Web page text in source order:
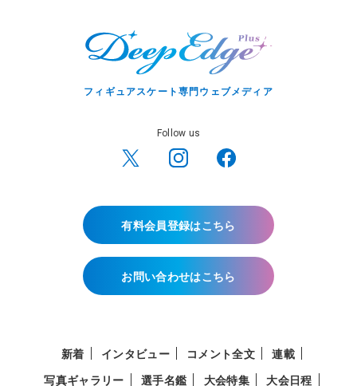
フィギュアスケート専門ウェブメディア
Follow us
有料会員登録はこちら
お問い合わせはこちら
新着 インタビュー コメント全文
連載
写真ギャラリー
選手名鑑 大会特集 大会日程